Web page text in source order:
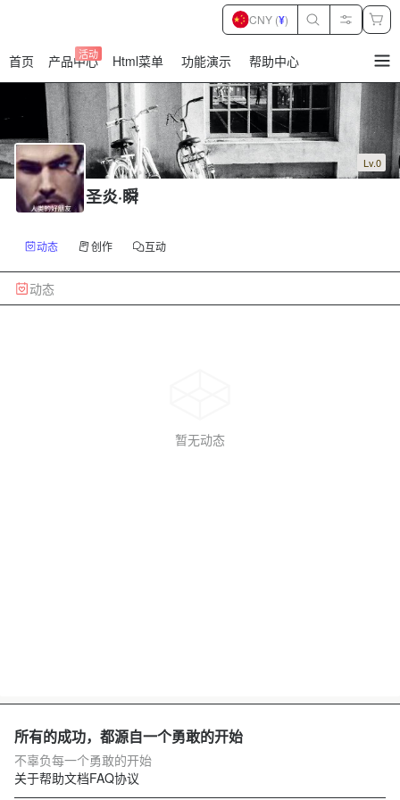
首页 产品中心
活动 Html菜单 功能演示 帮助中心
CNY (¥)
Lv.0
圣炎·瞬
动态 创作 互动
动态
暂无动态
所有的成功，都源自一个勇敢的开始
不辜负每一个勇敢的开始
关于帮助文档FAQ协议